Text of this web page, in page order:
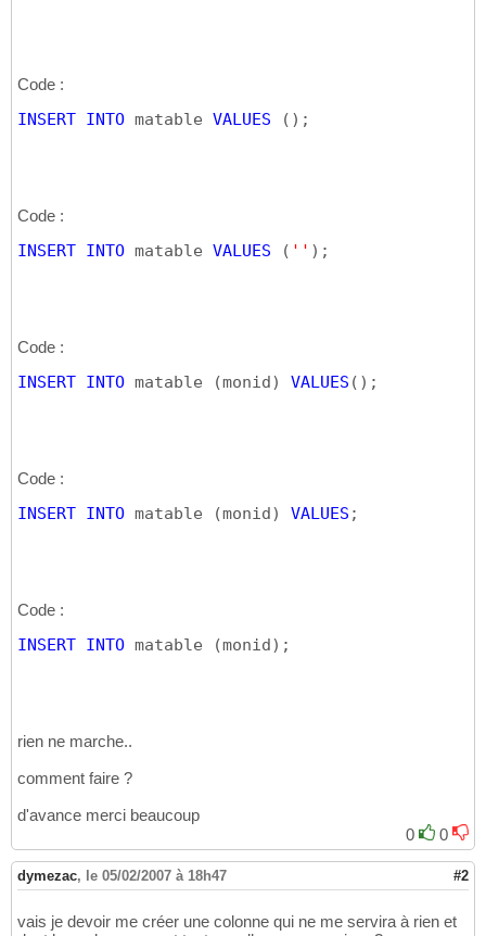
Code :
INSERT INTO matable VALUES ( ) ;
Code :
INSERT INTO matable VALUES ( '' ) ;
Code :
INSERT INTO matable (monid ) VALUES ( ) ;
Code :
INSERT INTO matable (monid ) VALUES ;
Code :
INSERT INTO matable (monid ) ;
rien ne marche..
comment faire ?
d'avance merci beaucoup
0
0
dymezac, le 05/02/2007 à 18h47 #2
vais je devoir me créer une colonne qui ne me servira à rien et